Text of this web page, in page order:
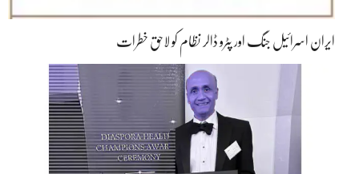
ایران اسرائیل جنگ اور پٹرو ڈالر نظام کو لاحق خطرات